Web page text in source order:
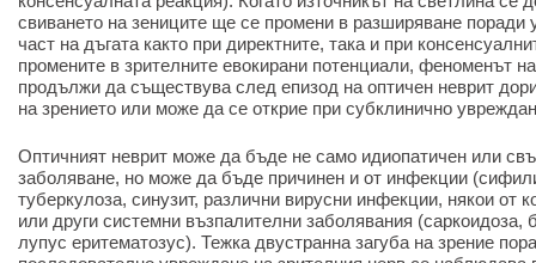
свиването на зениците ще се промени в разширяване поради
част на дъгата както при директните, така и при
промените в зрителните евокирани потенциали, феноменът
продължи да съществува след епизод на оптичен неврит
на зрението или може да се открие при субклинично
Оптичният неврит може да бъде не само идиопатичен или
заболяване, но може да бъде причинен и от инфекции
туберкулоза, синузит, различни вирусни инфекции, някои
или други системни възпалителни заболявания (саркоидоза,
лупус еритематозус). Тежка двустранна загуба на зрение